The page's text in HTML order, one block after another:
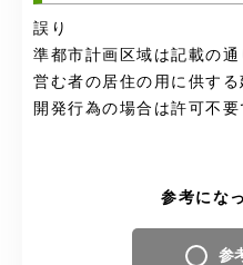
誤り
準都市計画区域は記載の
営む者の居住の用に供す
開発行為の場合は許可不要
参考にな
参